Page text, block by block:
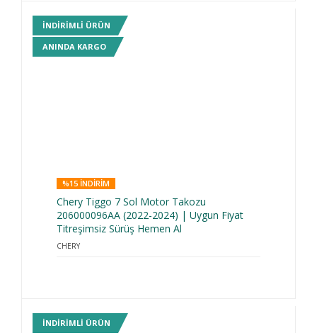
INDIRIMLI ÜRÜN
ANINDA KARGO
%15 INDIRIM
Chery Tiggo 7 Sol Motor Takozu
206000096AA (2022-2024) | Uygun Fiyat
Titreşimsiz Sürüş Hemen Al
CHERY
INDIRIMLI ÜRÜN